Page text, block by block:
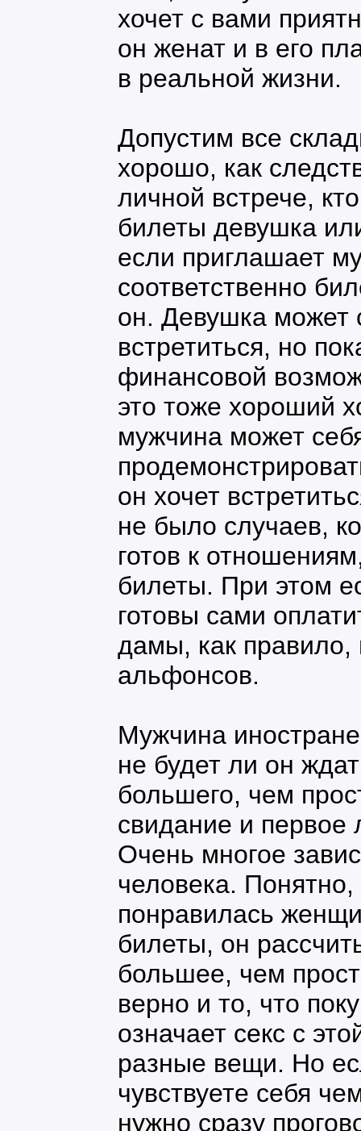
хочет с вами
он женат и в его
в реальной жизни.
Допустим все
хорошо, как
личной встрече,
билеты девушка
если приглашает
соответственно
он. Девушка может
встретиться, но
финансовой
это тоже хороший
мужчина может
он хочет
не было случаев,
готов к
билеты. При этом
готовы сами
дамы, как правило,
альфонсов.
Мужчина
не будет ли он
большего, чем
свидание и первое
Очень многое
человека.
понравилась
билеты, он
большее, чем
верно и то, что
означает секс с
разные вещи. Но
чувствуете себя
нужно сразу